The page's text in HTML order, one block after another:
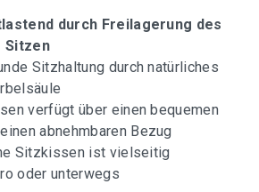
Fitnesshocker mit Gymnastikball
Bürostuhl mit Rollen
Sitzhocker Sitness 20
durch Freilagerung des
Sitzen
Sitzhaltung durch natürliches
verfügt über einen bequemen
abnehmbaren Bezug
Sitzkissen ist vielseitig
oder unterwegs